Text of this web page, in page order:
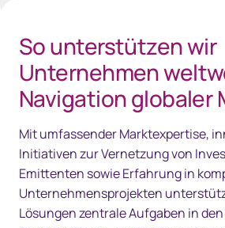
So unterstützen wir
Unternehmen
Navigation globaler
Mit umfassender Marktexpertise,
Initiativen zur Vernetzung von
Emittenten sowie Erfahrung in
Unternehmensprojekten
Lösungen zentrale Aufgaben in